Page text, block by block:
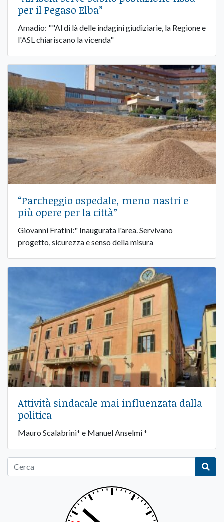
per il Pegaso Elba”
Amadio: ""Al di là delle indagini giudiziarie, la Regione e
l'ASL chiariscano la vicenda"
“Parcheggio ospedale, meno nastri e
più opere per la città”
Giovanni Fratini:" Inaugurata l'area. Servivano
progetto, sicurezza e senso della misura
Attività sindacale mai influenzata dalla
politica
Mauro Scalabrini* e Manuel Anselmi *